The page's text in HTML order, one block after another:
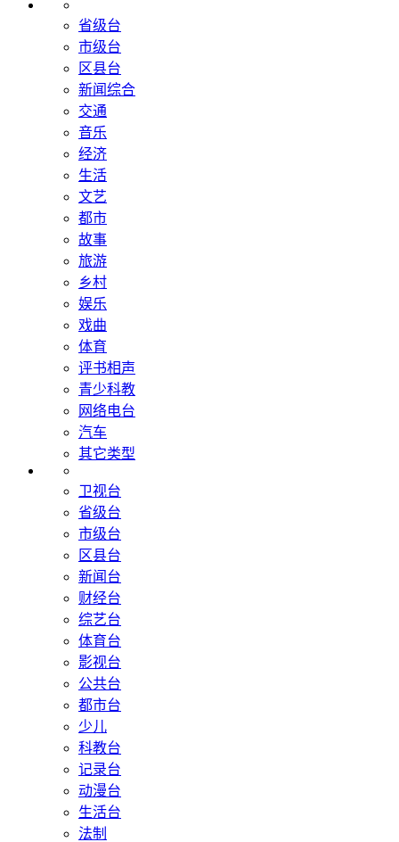
省级台
市级台
区县台
新闻综合
交通
音乐
经济
生活
文艺
都市
故事
旅游
乡村
娱乐
戏曲
体育
评书相声
青少科教
网络电台
汽车
其它类型
卫视台
省级台
市级台
区县台
新闻台
财经台
综艺台
体育台
影视台
公共台
都市台
少儿
科教台
记录台
动漫台
生活台
法制